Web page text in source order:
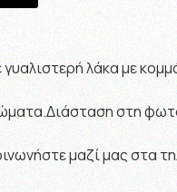
λάκα με
στη
μαζί μας στα